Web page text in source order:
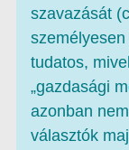
szavazását
tudatos,
„gazdasági
azonban
választók